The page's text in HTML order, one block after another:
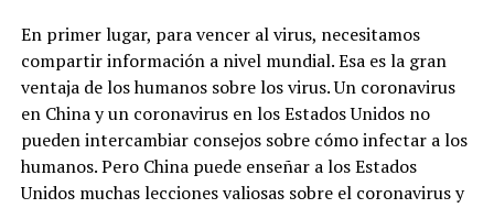
En primer lugar, para vencer al virus, necesitamos
compartir información a nivel mundial. Esa es la gran
ventaja de los humanos sobre los virus. Un coronavirus
en China y un coronavirus en los Estados Unidos no
pueden intercambiar consejos sobre cómo infectar a los
humanos. Pero China puede enseñar a los Estados
Unidos muchas lecciones valiosas sobre el coronavirus y